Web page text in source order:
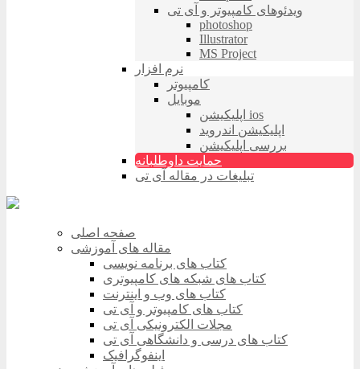
ویدئوهای کامپیوتر و آی تی
photoshop
Illustrator
MS Project
نرم افزار
کامپیوتر
موبایل
اپلیکیشن ios
اپلیکیشن اندروید
بررسی اپلیکیشن
حمایت داوطلبانه
تبلیغات در مقاله آی تی
صفحه اصلی
مقاله های آموزشی
کتاب های برنامه نویسی
کتاب های شبکه های کامپیوتری
کتاب های وب و اینترنت
کتاب های کامپیوتر و آی تی
مجلات الکترونیکی آی تی
کتاب های درسی و دانشگاهی آی تی
اینفوگرافیک